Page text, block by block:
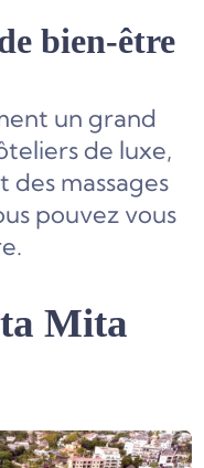
bien-être
un grand
de luxe,
des massages
pouvez vous
Mita